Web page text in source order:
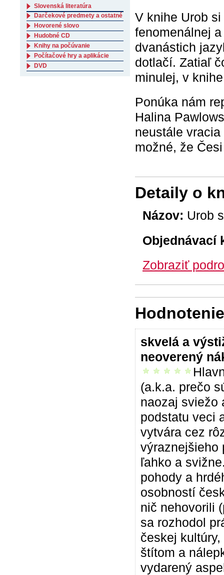
V knihe Urob
fenomenálnej
dvanástich
dotlačí. Zatiaľ
minulej, v
Ponúka nám
Halina
neustále
možné, že
Detaily o
Názov: Urob
Objednávací
Zobraziť
skvelá a
neoverený
vrelo odporúčam
(a.k.a. prečo
naozaj sviežo
podstatu veci
vytvára cez
výraznejšieho
ľahko a
pohody a
osobností
nič nehovorili
sa rozhodol
českej
štítom a
vydarený
Slovenská literatúra
Darčekové predmety a ostatné
Hovorené slovo
Hudobné CD
Knihy na počúvanie
Počítačové hry a aplikácie
DVD